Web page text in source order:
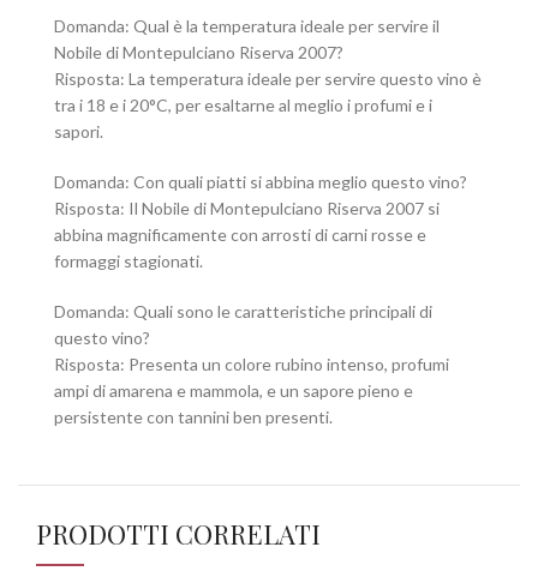
Domanda: Qual è la temperatura ideale per servire il
Nobile di Montepulciano Riserva 2007?
Risposta: La temperatura ideale per servire questo vino è
tra i 18 e i 20°C, per esaltarne al meglio i profumi e i
sapori.
Domanda: Con quali piatti si abbina meglio questo vino?
Risposta: Il Nobile di Montepulciano Riserva 2007 si
abbina magnificamente con arrosti di carni rosse e
formaggi stagionati.
Domanda: Quali sono le caratteristiche principali di
questo vino?
Risposta: Presenta un colore rubino intenso, profumi
ampi di amarena e mammola, e un sapore pieno e
persistente con tannini ben presenti.
PRODOTTI CORRELATI